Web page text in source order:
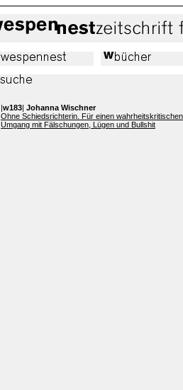
|w183| Johanna Wischner
Ohne Schiedsrichterin. Für einen wahrheitskritischen
Umgang mit Fälschungen, Lügen und Bullshit